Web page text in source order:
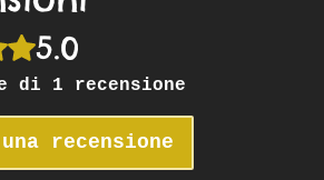
su 5.
5.0
di 1 recensione
recensione